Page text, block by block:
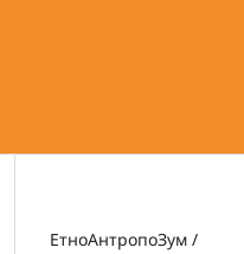
ЕтноАнтропоЗум /